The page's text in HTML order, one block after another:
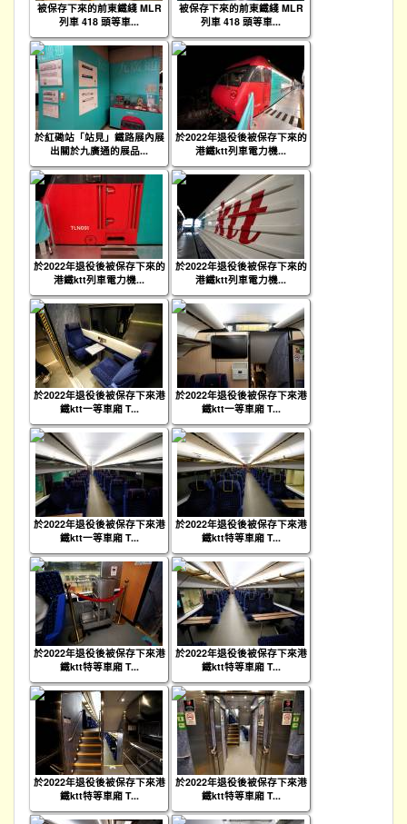
被保存下來的前東鐵綫 MLR
列車 418 頭等車...
被保存下來的前東鐵綫 MLR
列車 418 頭等車...
於紅磡站「站見」鐵路展內展
出關於九廣通的展品...
於2022年退役後被保存下來的
港鐵ktt列車電力機...
於2022年退役後被保存下來的
港鐵ktt列車電力機...
於2022年退役後被保存下來的
港鐵ktt列車電力機...
於2022年退役後被保存下來港
鐵ktt一等車廂 T...
於2022年退役後被保存下來港
鐵ktt一等車廂 T...
於2022年退役後被保存下來港
鐵ktt一等車廂 T...
於2022年退役後被保存下來港
鐵ktt特等車廂 T...
於2022年退役後被保存下來港
鐵ktt特等車廂 T...
於2022年退役後被保存下來港
鐵ktt特等車廂 T...
於2022年退役後被保存下來港
鐵ktt特等車廂 T...
於2022年退役後被保存下來港
鐵ktt特等車廂 T...